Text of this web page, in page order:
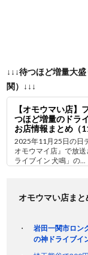
↓↓↓待つほど増量大
関）↓↓↓
【オモウマい店】
つほど増量のドラ
お店情報まとめ（
2025年11月25日の日
オモウマイ店』で放
ライブイン 犬鳴」の...
オモウマい店まと
岩田一関市ロン
の神ドライブイ